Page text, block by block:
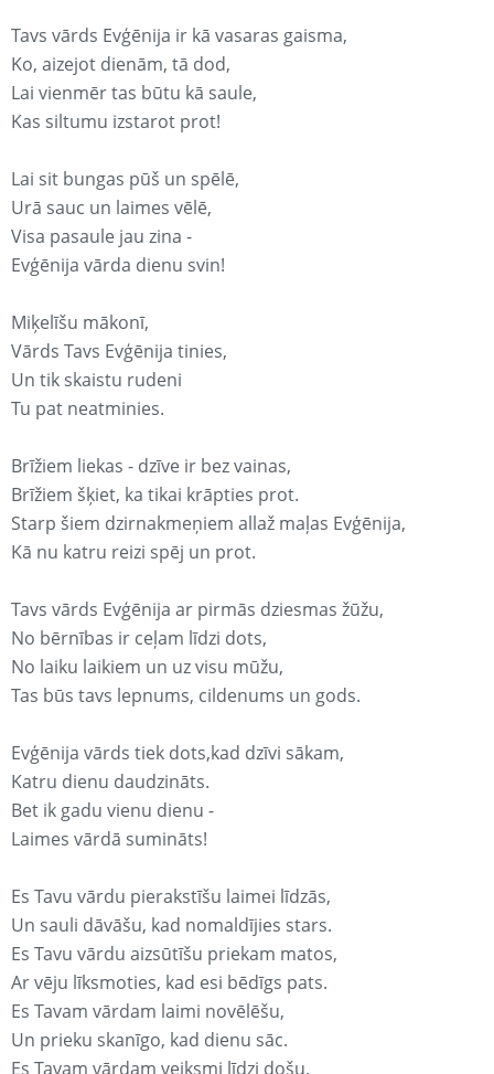
Tavs vārds Evģēnija ir kā vasaras gaisma,
Ko, aizejot dienām, tā dod,
Lai vienmēr tas būtu kā saule,
Kas siltumu izstarot prot!
Lai sit bungas pūš un spēlē,
Urā sauc un laimes vēlē,
Visa pasaule jau zina -
Evģēnija vārda dienu svin!
Miķelīšu mākonī,
Vārds Tavs Evģēnija tinies,
Un tik skaistu rudeni
Tu pat neatminies.
Brīžiem liekas - dzīve ir bez vainas,
Brīžiem šķiet, ka tikai krāpties prot.
Starp šiem dzirnakmeņiem allaž maļas Evģēnija,
Kā nu katru reizi spēj un prot.
Tavs vārds Evģēnija ar pirmās dziesmas žūžu,
No bērnības ir ceļam līdzi dots,
No laiku laikiem un uz visu mūžu,
Tas būs tavs lepnums, cildenums un gods.
Evģēnija vārds tiek dots,kad dzīvi sākam,
Katru dienu daudzināts.
Bet ik gadu vienu dienu -
Laimes vārdā sumināts!
Es Tavu vārdu pierakstīšu laimei līdzās,
Un sauli dāvāšu, kad nomaldījies stars.
Es Tavu vārdu aizsūtīšu priekam matos,
Ar vēju līksmoties, kad esi bēdīgs pats.
Es Tavam vārdam laimi novēlēšu,
Un prieku skanīgo, kad dienu sāc.
Es Tavam vārdam veiksmi līdzi došu,